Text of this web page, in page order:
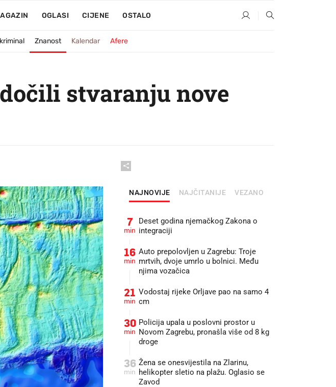
OGLASI CIJENE OSTALO
Znanost Kalendar Afere
stvaranju nove
NAJNOVIJE NAJČITANIJE VEZANO
7
min
Deset godina njemačkog Zakona o
integraciji
16
min
Auto prepolovljen u Zagrebu: Troje
mrtvih, dvoje umrlo u bolnici. Među
njima vozačica
21
min
Vodostaj rijeke Orljave pao na samo 4
cm
30
min
Policija upala u poslovni prostor u
Novom Zagrebu, pronašla više od 8 kg
droge
36
min
Žena se onesvijestila na Zlarinu,
helikopter sletio na plažu. Oglasio se
Zavod